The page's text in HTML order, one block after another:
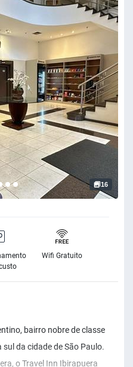
16
Wifi Gratuito
bairro nobre de classe
da cidade de São Paulo.
o Travel Inn Ibirapuera